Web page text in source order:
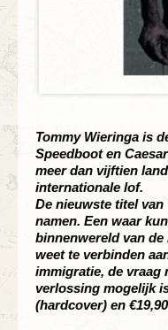
Tommy Wieringa is
Speedboot en
meer dan vijftien
internationale lof.
De nieuwste titel
namen. Een waar
binnenwereld van
weet te verbinden
immigratie, de vraag
verlossing mogelijk
(hardcover) en